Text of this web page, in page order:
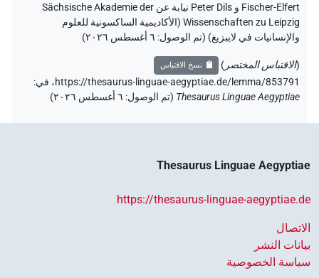
Fischer-Elfert و Peter Dils نيابة عن Sächsische Akademie der
Wissenschaften zu Leipzig (الأكاديمية الساكسونية للعلوم
والإنسانيات في لايبزيغ) (تم الوصول: ٦ أغسطس ٢٠٢٦ )
(الاقتباس المختصر ) نسخ الاقتباس
https://thesaurus-linguae-aegyptiae.de/lemma/853791، في:
Thesaurus Linguae Aegyptiae
(تم الوصول: ٦ أغسطس ٢٠٢٦ )
Thesaurus Linguae Aegyptiae
https://thesaurus-linguae-aegyptiae.de
الاتصال
بيانات النشر
سياسة الخصوصية